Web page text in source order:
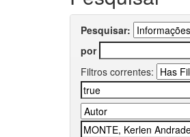
Pesquisar:
por
Filtros correntes: